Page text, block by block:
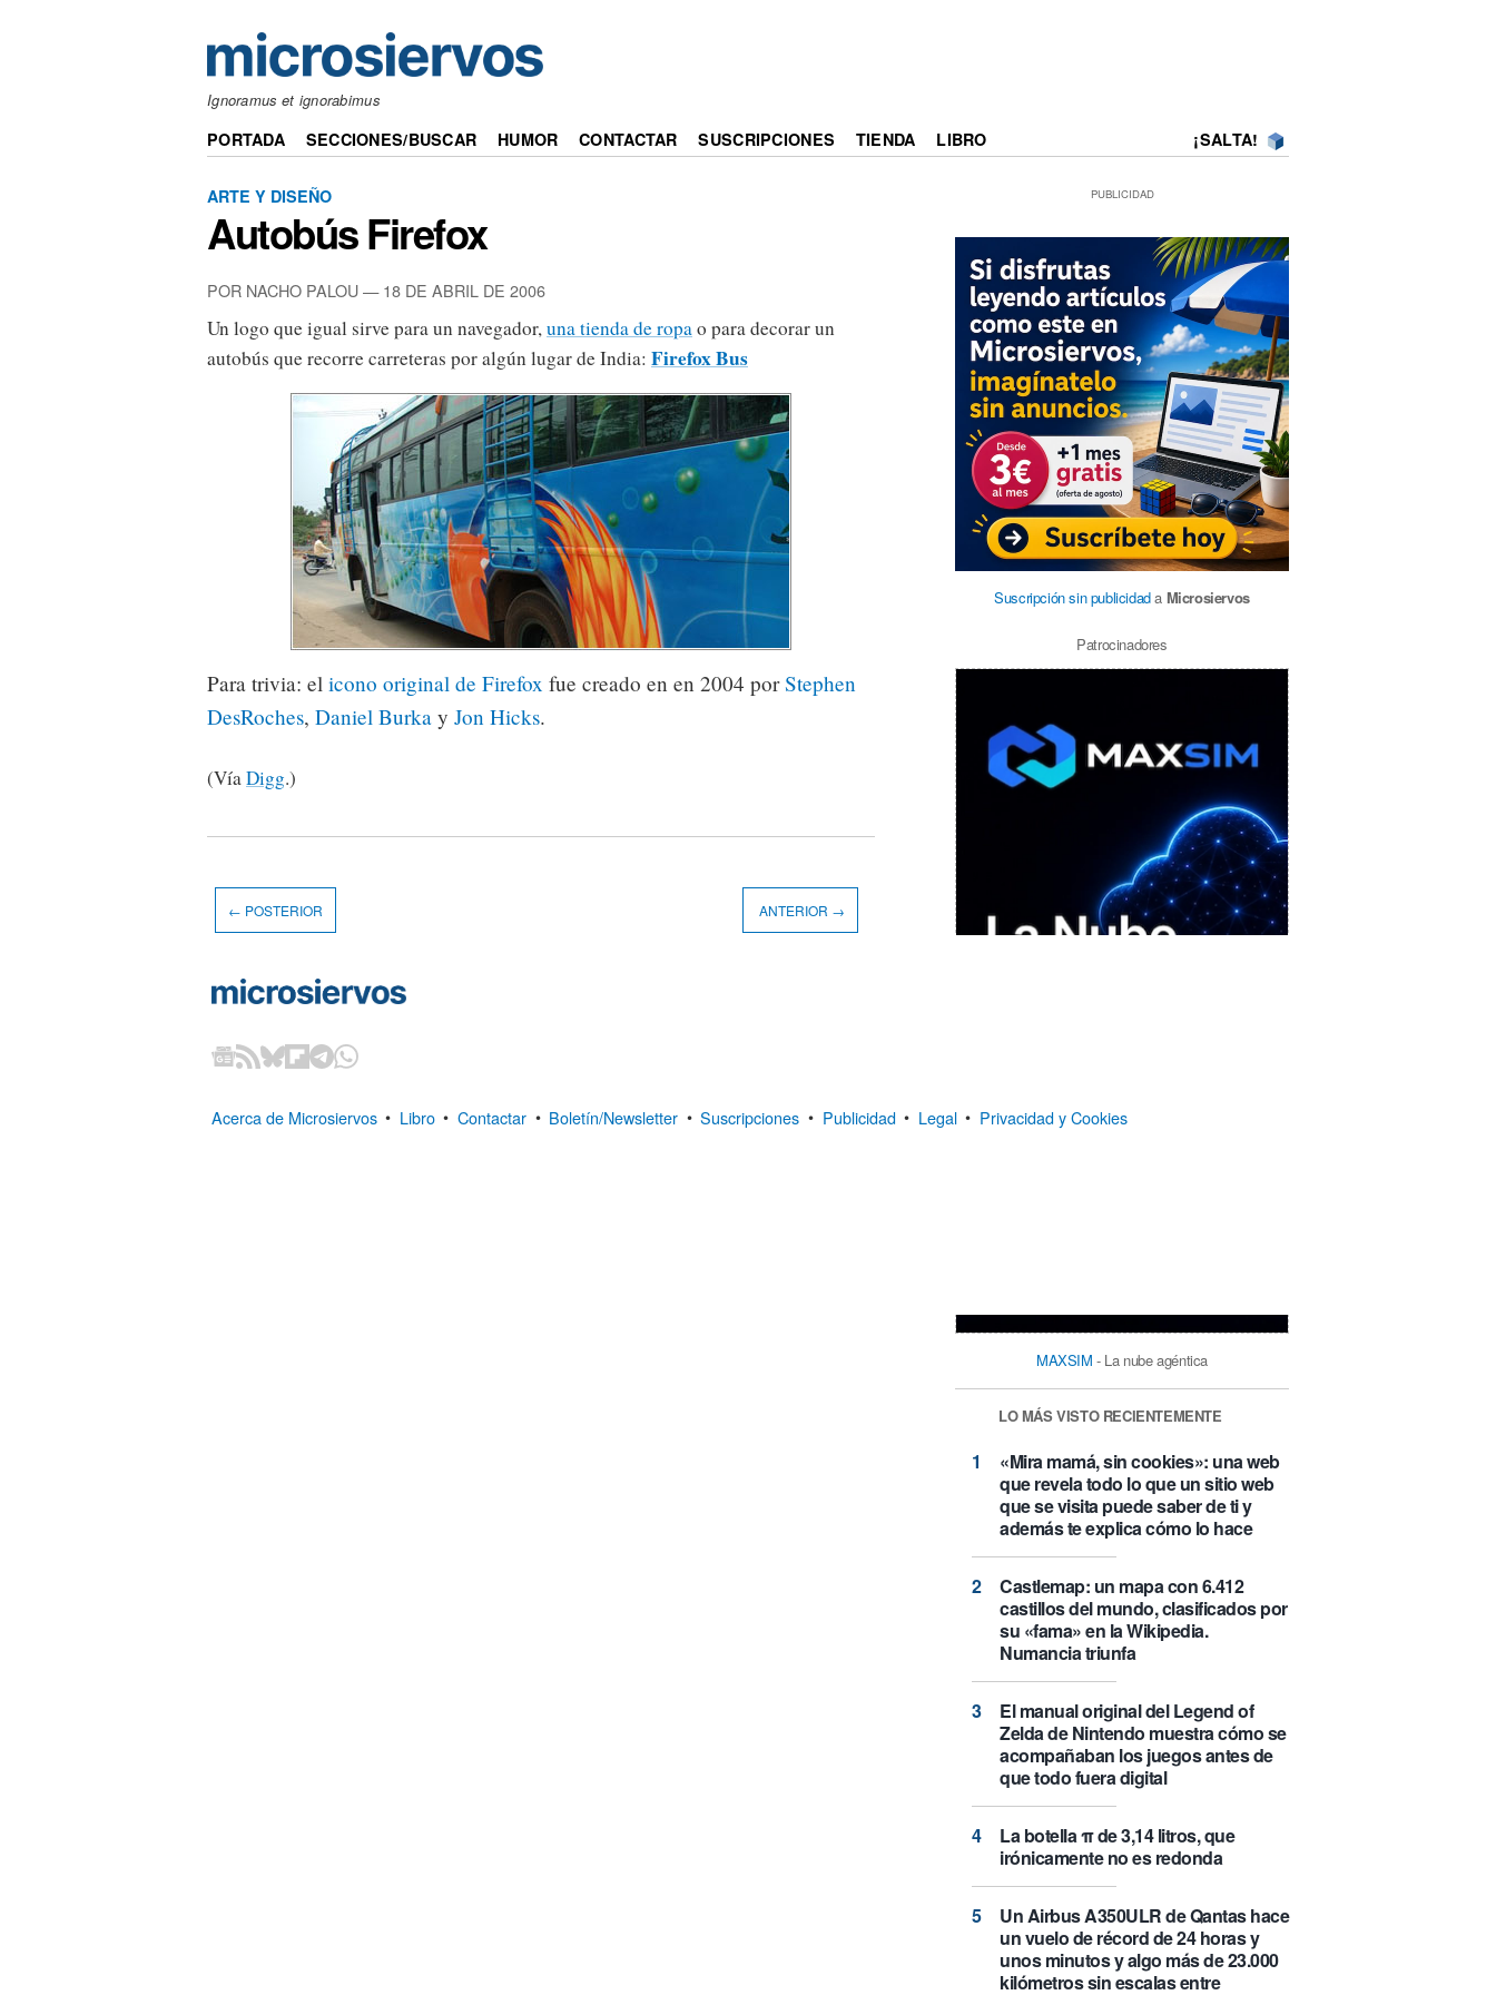
Ignoramus et ignorabimus
PORTADA SECCIONES/BUSCAR HUMOR CONTACTAR SUSCRIPCIONES TIENDA LIBRO ¡SALTA!
ARTE Y DISEÑO
Autobús Firefox
POR NACHO PALOU — 18 DE ABRIL DE 2006
Un logo que igual sirve para un navegador,una tienda de ropao para decorar un
autobús que recorre carreteras por algún lugar de India: Firefox Bus
Para trivia: el icono original de Firefox fue creado en en 2004 porStephen
DesRoches, Daniel Burka y Jon Hicks.
(VíaDigg.)
PUBLICIDAD
Suscripción sin publicidada Microsiervos
Patrocinadores
MAXSIM - La nube agéntica
LO MÁS VISTO RECIENTEMENTE
«Mira mamá, sin cookies»: una web
que revela todo lo que un sitio web
que se visita puede saber de ti y
además te explica cómo lo hace
Castlemap: un mapa con 6.412
castillos del mundo, clasificados por
su «fama» en la Wikipedia.
Numancia triunfa
El manual original del Legend of
Zelda de Nintendo muestra cómo se
acompañaban los juegos antes de
que todo fuera digital
La botella π de 3,14 litros, que
irónicamente no es redonda
Un Airbus A350ULR de Qantas hace
un vuelo de récord de 24 horas y
unos minutos y algo más de 23.000
kilómetros sin escalas entre
← POSTERIOR ANTERIOR →
Acerca de Microsiervos • Libro • Contactar • Boletín/Newsletter • Suscripciones • Publicidad • Legal • Privacidad y Cookies